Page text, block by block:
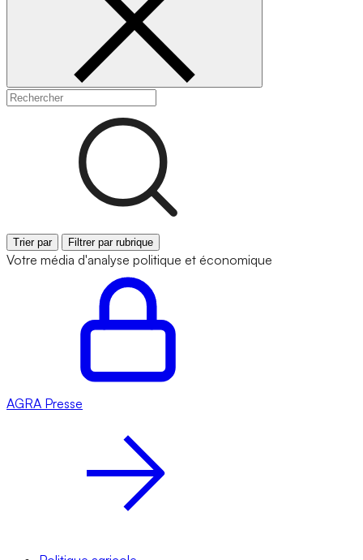
Trier par Filtrer par rubrique
Votre média d'analyse politique et économique
AGRA Presse